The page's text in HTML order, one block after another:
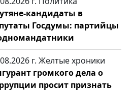
кандидаты в
Госдумы: партийцы
г. Желтые хроники
громкого дела о
просит признать